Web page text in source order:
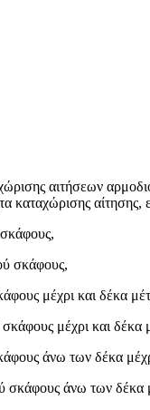
αιτήσεων
καταχώρισης αίτησης,
σκάφους,
μέχρι και δέκα
μέχρι και δέκα
άνω των δέκα
σκάφους άνω των δέκα